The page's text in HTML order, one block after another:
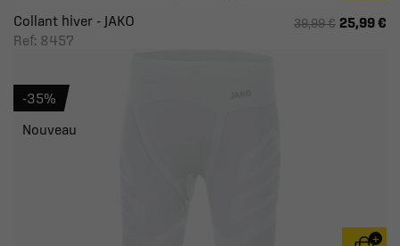
Collant hiver - JAKO
Ref: 8457
39,99 € 25,99 €
-35%
Nouveau